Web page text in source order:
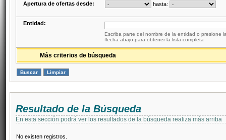
Apertura de ofertas desde: hasta:
Entidad:
Escriba parte del nombre de la entidad o presione
flecha abajo para obtener la lista completa
Más criterios de búsqueda
Resultado de la Búsqueda
En esta sección podrá ver los resultados de la búsqueda realiza más arriba
No existen registros.